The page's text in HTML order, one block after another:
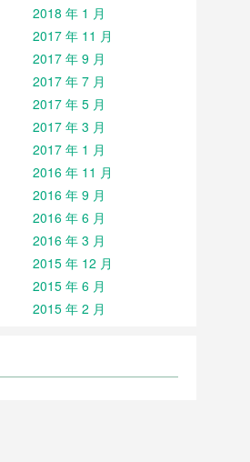
2018 年 1 月
2017 年 11 月
2017 年 9 月
2017 年 7 月
2017 年 5 月
2017 年 3 月
2017 年 1 月
2016 年 11 月
2016 年 9 月
2016 年 6 月
2016 年 3 月
2015 年 12 月
2015 年 6 月
2015 年 2 月